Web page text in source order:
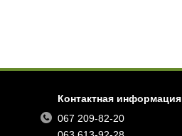
Контактная информация
067 209-82-20